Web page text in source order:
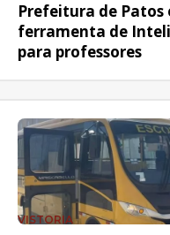
Prefeitura de Patos
ferramenta de
para professores
VISTORIA